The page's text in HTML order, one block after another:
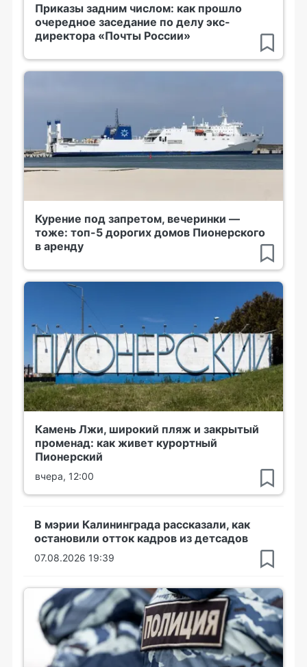
Приказы задним числом: как прошло
очередное заседание по делу экс-
директора «Почты России»
Курение под запретом, вечеринки —
тоже: топ-5 дорогих домов Пионерского
в аренду
Камень Лжи, широкий пляж и закрытый
променад: как живет курортный
Пионерский
вчера, 12:00
В мэрии Калининграда рассказали, как
остановили отток кадров из детсадов
07.08.2026 19:39